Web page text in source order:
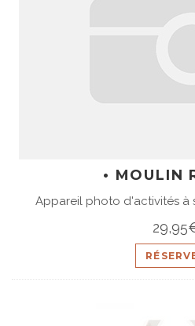
• MOULIN
Appareil photo d'activités à